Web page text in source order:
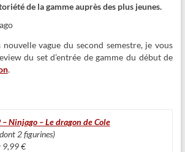
de la gamme auprès des plus jeunes.
vague du second semestre, je vous
du set d’entrée de gamme du début de
.
Ninjago – Le dragon de Cole
2 figurines)
9,99 €